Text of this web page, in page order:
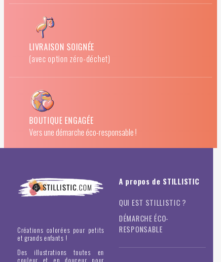
LIVRAISON SOIGNÉE
(avec option zéro-déchet)
BOUTIQUE ENGAGÉE
Vers une démarche éco-responsable !
Créations colorées pour petits
et grands enfants !
Des illustrations toutes en
couleur et en douceur pour
A propos de STILLISTIC
QUI EST STILLISTIC ?
DÉMARCHE ÉCO-
RESPONSABLE